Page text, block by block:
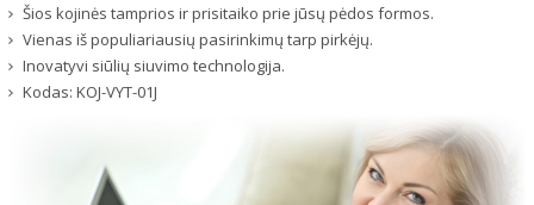
Šios kojinės tamprios ir prisitaiko prie jūsų pėdos formos.
Vienas iš populiariausių pasirinkimų tarp pirkėjų.
Inovatyvi siūlių siuvimo technologija.
Kodas: KOJ-VYT-01J